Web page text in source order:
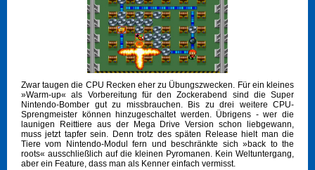
Zwar taugen die CPU Recken eher zu Übungszwecken. Für ein kleines
»Warm-up« als Vorbereitung für den Zockerabend sind die Super
Nintendo-Bomber gut zu missbrauchen. Bis zu drei weitere CPU-
Sprengmeister können hinzugeschaltet werden. Übrigens - wer die
launigen Reittiere aus der Mega Drive Version schon liebgewann,
muss jetzt tapfer sein. Denn trotz des späten Release hielt man die
Tiere vom Nintendo-Modul fern und beschränkte sich »back to the
roots« ausschließlich auf die kleinen Pyromanen. Kein Weltuntergang,
aber ein Feature, dass man als Kenner einfach vermisst.